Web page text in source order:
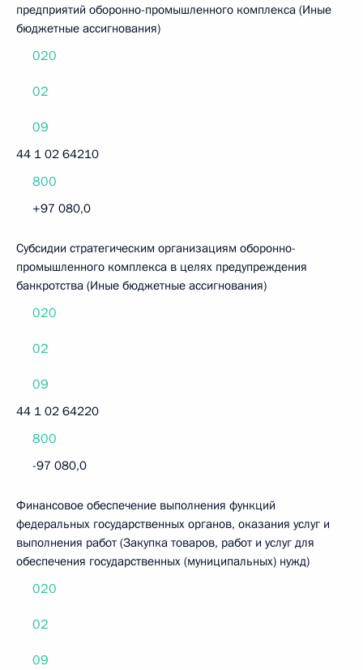
предприятий оборонно-промышленного комплекса (Иные
бюджетные ассигнования)
020
02
09
44 1 02 64210
800
+97 080,0
Субсидии стратегическим организациям оборонно-
промышленного комплекса в целях предупреждения
банкротства (Иные бюджетные ассигнования)
020
02
09
44 1 02 64220
800
-97 080,0
Финансовое обеспечение выполнения функций
федеральных государственных органов, оказания услуг и
выполнения работ (Закупка товаров, работ и услуг для
обеспечения государственных (муниципальных) нужд)
020
02
09